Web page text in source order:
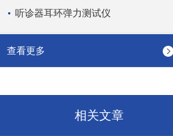
听诊器耳环弹力测试仪
查看更多
相关文章